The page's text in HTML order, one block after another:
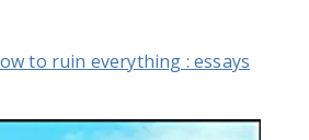
to ruin everything : essays